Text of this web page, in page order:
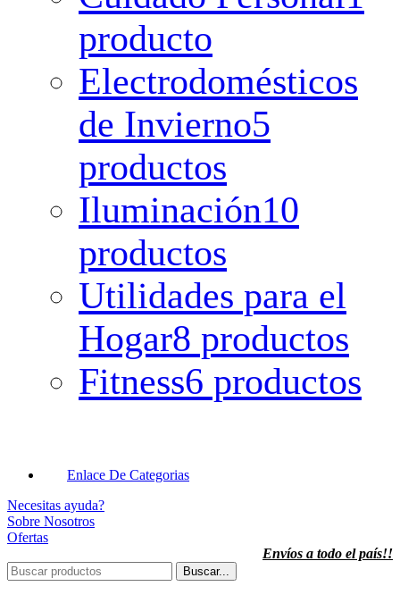
producto
Electrodomésticos
de Invierno5
productos
Iluminación10
productos
Utilidades para el
Hogar8 productos
Fitness6 productos
Enlace De Categorias
Necesitas ayuda?
Sobre Nosotros
Ofertas
Envíos a todo el país!!
Buscar...